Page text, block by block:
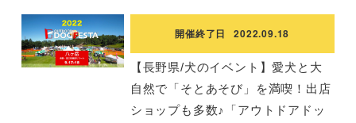
開催終了日 2022.09.18
【長野県/犬のイベント】愛犬と大
自然で「そとあそび」を満喫！出店
ショップも多数♪「アウトドアドッ